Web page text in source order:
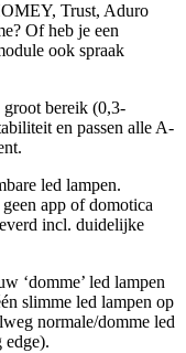
Trust, Aduro
Of heb je een
ook spraak
groot bereik (0,3-
en passen alle A-
led lampen.
app of domotica
incl. duidelijke
‘domme’ led lampen
slimme led lampen op
normale/domme led
edge).